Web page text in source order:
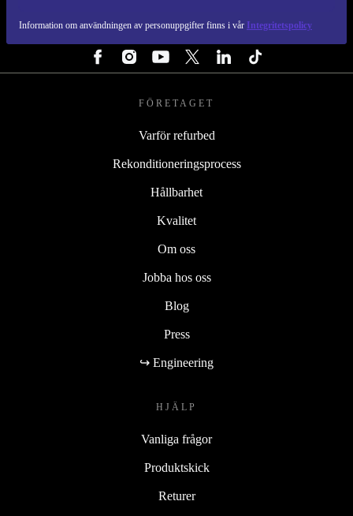
Information om användningen av personuppgifter finns i vår Integritetspolicy
FÖLJ OSS
FÖRETAGET
Varför refurbed
Rekonditioneringsprocess
Hållbarhet
Kvalitet
Om oss
Jobba hos oss
Blog
Press
↪ Engineering
HJÄLP
Vanliga frågor
Produktskick
Returer